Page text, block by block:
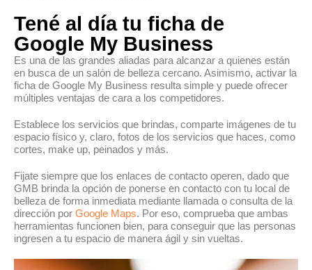
Tené al día tu ficha de
Google My Business
Es una de las grandes aliadas para alcanzar a quienes están
en busca de un salón de belleza cercano. Asimismo, activar la
ficha de Google My Business resulta simple y puede ofrecer
múltiples ventajas de cara a los competidores.
Establece los servicios que brindas, comparte imágenes de tu
espacio físico y, claro, fotos de los servicios que haces, como
cortes, make up, peinados y más.
Fijate siempre que los enlaces de contacto operen, dado que
GMB brinda la opción de ponerse en contacto con tu local de
belleza de forma inmediata mediante llamada o consulta de la
dirección por Google Maps. Por eso, comprueba que ambas
herramientas funcionen bien, para conseguir que las personas
ingresen a tu espacio de manera ágil y sin vueltas.